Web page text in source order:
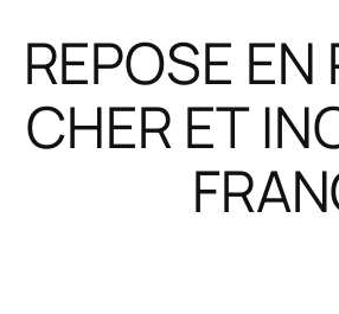
REPOSE EN
CHER ET